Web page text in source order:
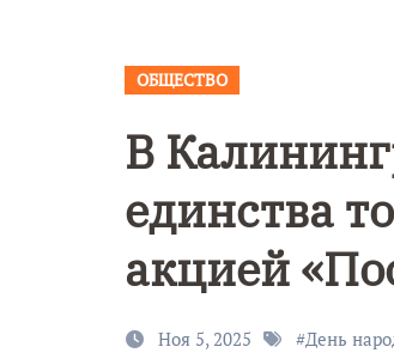
ОБЩЕСТВО
В
единства
акцией
Ноя 5, 2025 #День